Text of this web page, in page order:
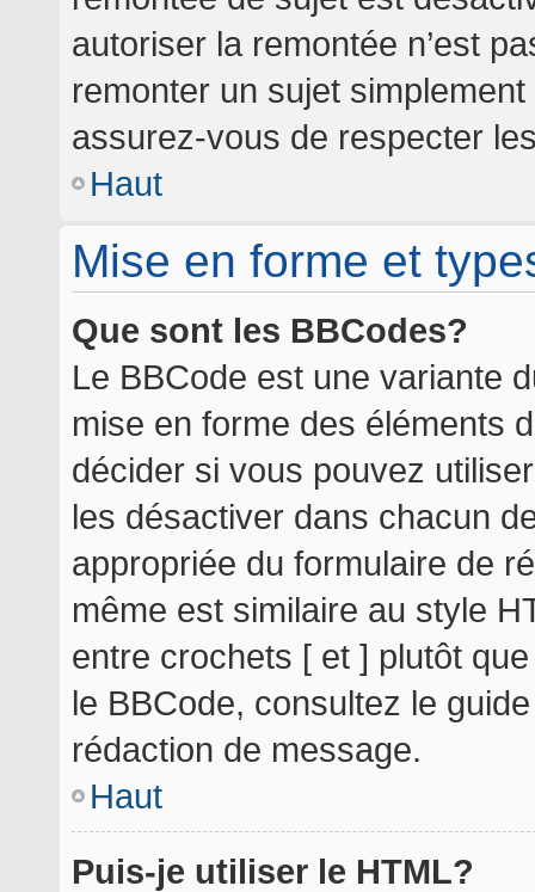
autoriser la remontée n’est
remonter un sujet
assurez-vous de respecter
Haut
Mise en forme et
Que sont les BBCodes?
Le BBCode est une variante
mise en forme des éléments
décider si vous pouvez
les désactiver dans chacun
appropriée du formulaire de
même est similaire au style
entre crochets [ et ] plutôt
le BBCode, consultez le
rédaction de message.
Haut
Puis-je utiliser le HTML?